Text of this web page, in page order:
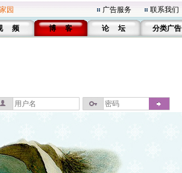
园 广告服务 联系我们
频 博 客 论 坛 分类广告